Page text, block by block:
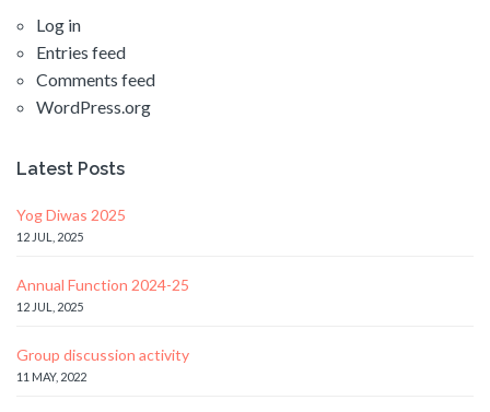
Log in
Entries feed
Comments feed
WordPress.org
Latest Posts
Yog Diwas 2025
12 JUL, 2025
Annual Function 2024-25
12 JUL, 2025
Group discussion activity
11 MAY, 2022